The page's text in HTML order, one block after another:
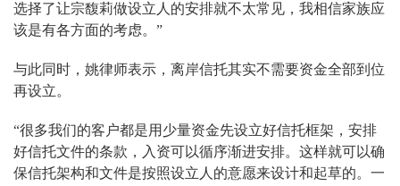
选择了让宗馥莉做设立人的安排就不太常见，我相信家族应
该是有各方面的考虑。”
与此同时，姚律师表示，离岸信托其实不需要资金全部到位
再设立。
“很多我们的客户都是用少量资金先设立好信托框架，安排
好信托文件的条款，入资可以循序渐进安排。这样就可以确
保信托架构和文件是按照设立人的意愿来设计和起草的。一